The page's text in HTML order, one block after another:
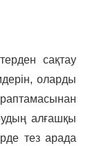
сақтау
оларды
алғашқы
тез арада